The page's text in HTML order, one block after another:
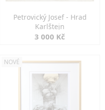
Petrovický Josef - Hrad
Karlštejn
3 000 Kč
NOVÉ